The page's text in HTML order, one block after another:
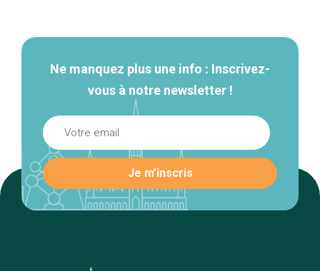
Ne manquez plus une info : Inscrivez-
vous à notre newsletter !